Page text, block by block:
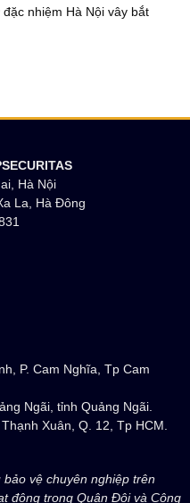
nhiệm Hà Nội vây bắt
Hà Nội
La, Hà Đông
P. Cam Nghĩa, Tp Cam
Ngãi, tỉnh Quảng Ngãi.
Xuân, Q. 12, Tp HCM.
vệ chuyên nghiệp trên
động trong Quân Đội và Công